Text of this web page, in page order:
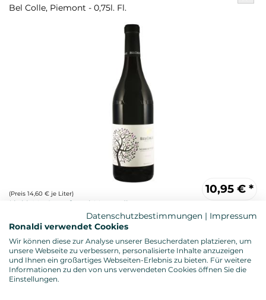
Bel Colle, Piemont - 0,75l. Fl.
10,95 € *
(Preis 14,60 € je Liter)
Datenschutzbestimmungen | Impressum
Ronaldi verwendet Cookies
Wir können diese zur Analyse unserer Besucherdaten platzieren, um
unsere Webseite zu verbessern, personalisierte Inhalte anzuzeigen
und Ihnen ein großartiges Webseiten-Erlebnis zu bieten. Für weitere
Informationen zu den von uns verwendeten Cookies öffnen Sie die
Einstellungen.